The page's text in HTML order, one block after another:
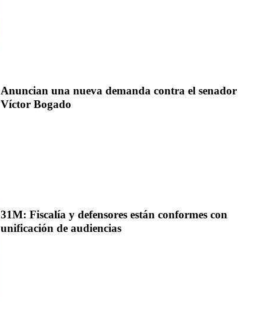
Anuncian una nueva demanda contra el senador
Víctor Bogado
31M: Fiscalía y defensores están conformes con
unificación de audiencias